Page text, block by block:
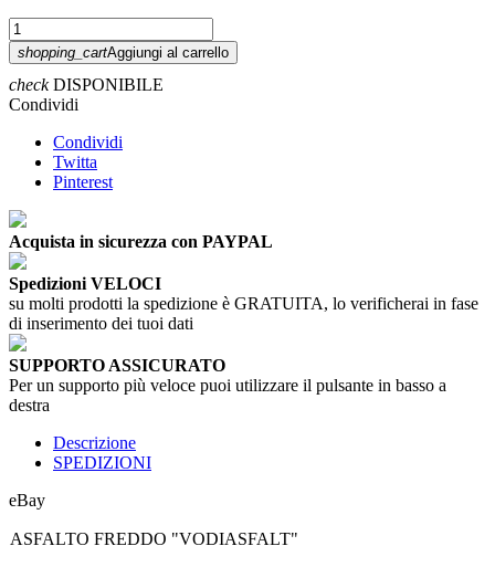
shopping_cartAggiungi al carrello
checkDISPONIBILE
Condividi
Condividi
Twitta
Pinterest
Acquista in sicurezza con PAYPAL
Spedizioni VELOCI
su molti prodotti la spedizione è GRATUITA, lo verificherai in fase
di inserimento dei tuoi dati
SUPPORTO ASSICURATO
Per un supporto più veloce puoi utilizzare il pulsante in basso a
destra
Descrizione
SPEDIZIONI
eBay
ASFALTO FREDDO "VODIASFALT"